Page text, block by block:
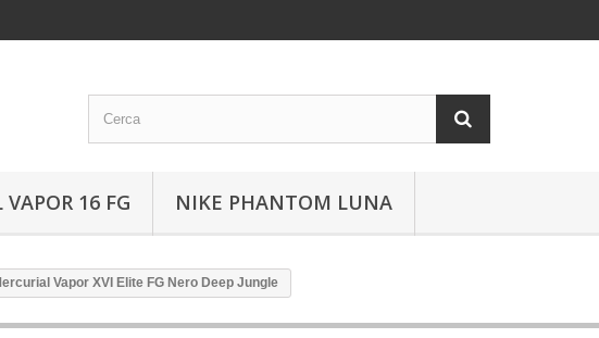
16 FG NIKE PHANTOM LUNA
Vapor XVI Elite FG Nero Deep Jungle